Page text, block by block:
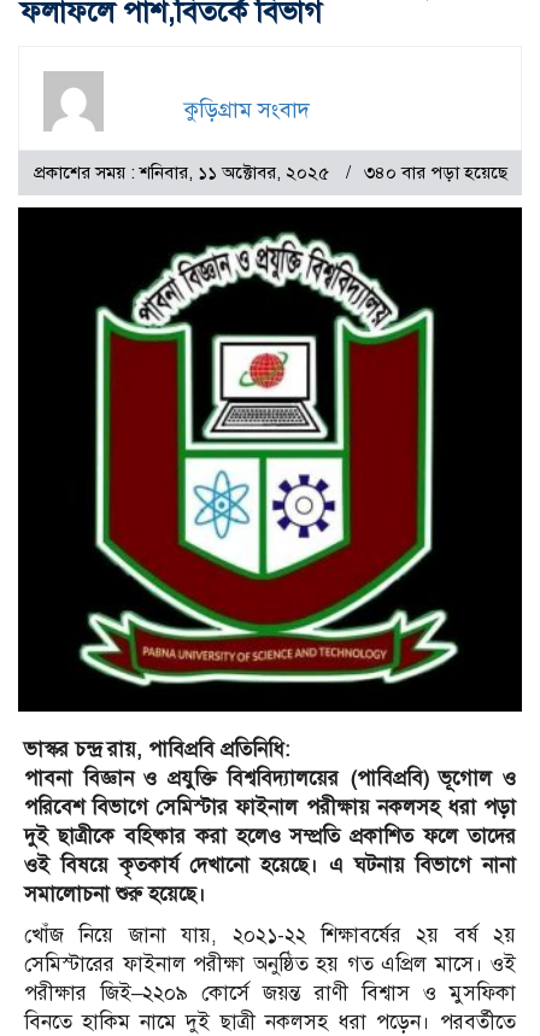
ফলাফলে পাশ,বিতর্কে বিভাগ
কুড়িগ্রাম সংবাদ
প্রকাশের সময় : শনিবার, ১১ অক্টোবর, ২০২৫ ৩৪০ বার পড়া হয়েছে
ভাস্কর চন্দ্র রায়, পাবিপ্রবি প্রতিনিধি:
পাবনা বিজ্ঞান ও প্রযুক্তি বিশ্ববিদ্যালয়ের (পাবিপ্রবি) ভূগোল ও
পরিবেশ বিভাগে সেমিস্টার ফাইনাল পরীক্ষায় নকলসহ ধরা পড়া
দুই ছাত্রীকে বহিষ্কার করা হলেও সম্প্রতি প্রকাশিত ফলে তাদের
ওই বিষয়ে কৃতকার্য দেখানো হয়েছে। এ ঘটনায় বিভাগে নানা
সমালোচনা শুরু হয়েছে।
খোঁজ নিয়ে জানা যায়, ২০২১-২২ শিক্ষাবর্ষের ২য় বর্ষ ২য়
সেমিস্টারের ফাইনাল পরীক্ষা অনুষ্ঠিত হয় গত এপ্রিল মাসে। ওই
পরীক্ষার জিই–২২০৯ কোর্সে জয়ন্ত রাণী বিশ্বাস ও মুসফিকা
বিনতে হাকিম নামে দুই ছাত্রী নকলসহ ধরা পড়েন। পরবর্তীতে